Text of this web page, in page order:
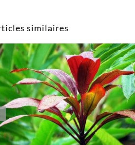
similaires